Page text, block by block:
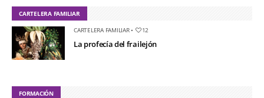
CARTELERA FAMILIAR
CARTELERA FAMILIAR• 12
La profecía del frailejón
FORMACIÓN